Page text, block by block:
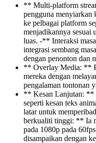
** Multi-platform
pengguna menyiarkan
ke pelbagai platform
menjadikannya sesuai
luas. -** Interaksi
integrasi sembang
dengan penonton dan
** Overlay Media: **
mereka dengan
pengalaman tontonan
** Kesan Lanjutan: **
seperti kesan teks
latar untuk
berkualiti tinggi: ** Ia
pada 1080p pada
disampaikan dengan